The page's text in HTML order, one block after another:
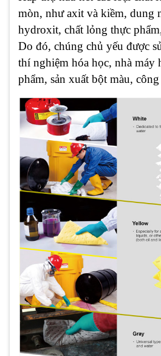
mòn, như axit và kiềm, dung
hydroxit, chất lỏng thực
Do đó, chúng chủ yếu được
thí nghiệm hóa học, nhà máy
phẩm, sản xuất bột màu,